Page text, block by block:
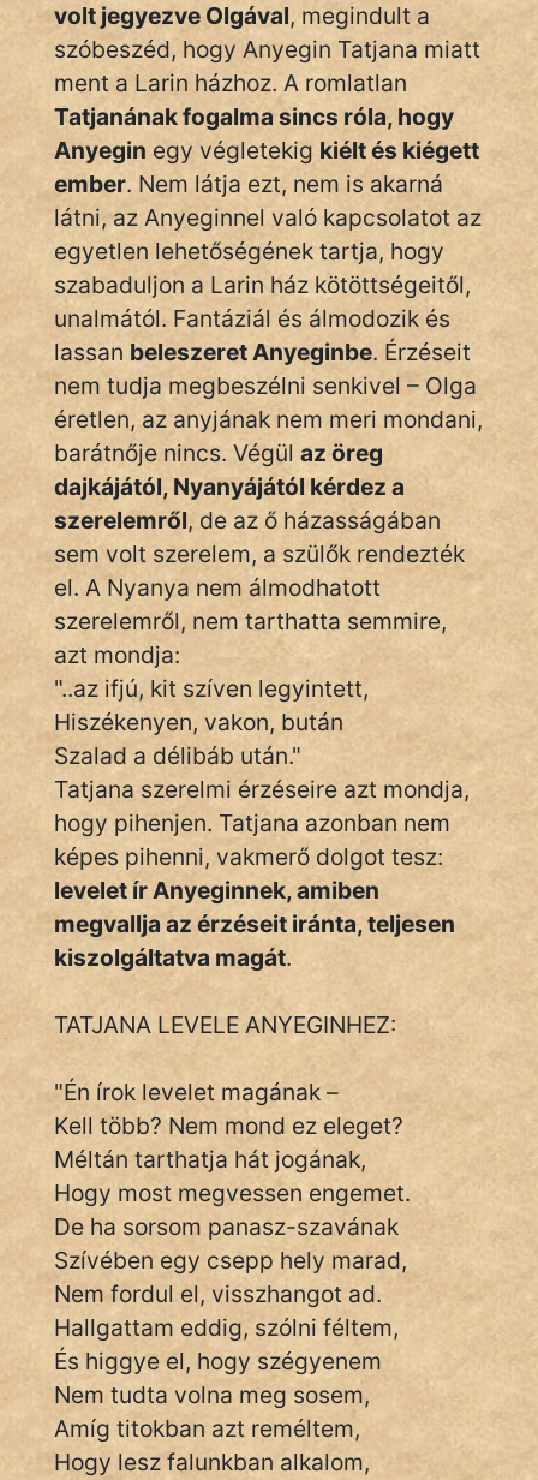
volt jegyezve Olgával, megindult a
szóbeszéd, hogy Anyegin Tatjana miatt
ment a Larin házhoz. A romlatlan
Tatjanának fogalma sincs róla, hogy
Anyegin egy végletekig kiélt és kiégett
ember. Nem látja ezt, nem is akarná
látni, az Anyeginnel való kapcsolatot az
egyetlen lehetőségének tartja, hogy
szabaduljon a Larin ház kötöttségeitől,
unalmától. Fantáziál és álmodozik és
lassan beleszeret Anyeginbe. Érzéseit
nem tudja megbeszélni senkivel – Olga
éretlen, az anyjának nem meri mondani,
barátnője nincs. Végül az öreg
dajkájától, Nyanyájától kérdez a
szerelemről, de az ő házasságában
sem volt szerelem, a szülők rendezték
el. A Nyanya nem álmodhatott
szerelemről, nem tarthatta semmire,
azt mondja:
"..az ifjú, kit szíven legyintett,
Hiszékenyen, vakon, bután
Szalad a délibáb után."
Tatjana szerelmi érzéseire azt mondja,
hogy pihenjen. Tatjana azonban nem
képes pihenni, vakmerő dolgot tesz:
levelet ír Anyeginnek, amiben
megvallja az érzéseit iránta, teljesen
kiszolgáltatva magát.
TATJANA LEVELE ANYEGINHEZ:
"Én írok levelet magának –
Kell több? Nem mond ez eleget?
Méltán tarthatja hát jogának,
Hogy most megvessen engemet.
De ha sorsom panasz-szavának
Szívében egy csepp hely marad,
Nem fordul el, visszhangot ad.
Hallgattam eddig, szólni féltem,
És higgye el, hogy szégyenem
Nem tudta volna meg sosem,
Amíg titokban azt reméltem,
Hogy lesz falunkban alkalom,